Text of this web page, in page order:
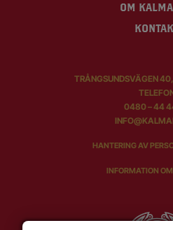
OM
TRÅNGSUNDSVÄGEN
0480 – 44
HANTERING AV
INFORMATION